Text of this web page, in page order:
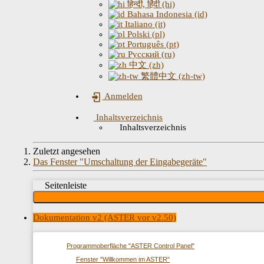
हिन्दी, हिंदी (hi)
Bahasa Indonesia (id)
Italiano (it)
Polski (pl)
Português (pt)
Русский (ru)
中文 (zh)
繁體中文 (zh-tw)
Anmelden
Inhaltsverzeichnis
Inhaltsverzeichnis
Zuletzt angesehen
Das Fenster "Umschaltung der Eingabegeräte"
Seitenleiste
Dokumentation v2 (ASTER vor v2.50)
Programmoberfläche "ASTER Control Panel"
Fenster "Willkommen im ASTER"